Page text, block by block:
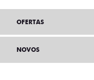
OFERTAS
NOVOS